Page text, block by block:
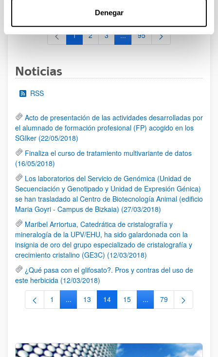
Denegar
Página
1 Página
2 Página
3 ...Páginas intermedias Use TAB
Página
95
Noticias
RSS
Acto de presentación de las actividades desarrolladas por
el alumnado de formación profesional (FP) acogido en los
SGIker (22/05/2018)
Finaliza el curso de tratamiento multivariante de datos
(16/05/2018)
Los laboratorios del Servicio de Genómica (Unidad de
Secuenciación y Genotipado y Unidad de Expresión Génica)
se han trasladado al Centro de Biotecnología Animal (edificio
Maria Goyri - Campus de Bizkaia) (27/03/2018)
Maribel Arriortua, Catedrática de cristalografía y
mineralogía de la UPV/EHU, ha sido galardonada con la
insignia de oro del grupo especializado de cristalografía y
crecimiento cristalino (GE3C) (12/03/2018)
¿Qué pasa con el glifosato?. Pros y contras del uso de
este herbicida (12/03/2018)
Página
1 ...Páginas intermedias Use TAB para desplazarse.
Página
13 Página
14 Página
15 ...Páginas intermedias
Página
79